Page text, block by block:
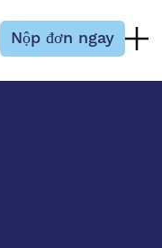
Nộp đơn ngay